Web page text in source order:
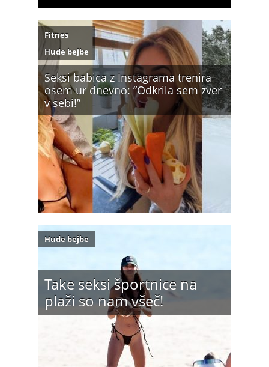
Seksi babica z Instagrama trenira
osem ur dnevno: ”Odkrila sem zver
v sebi!”
Fitnes
Hude bejbe
Take seksi športnice na
plaži so nam všeč!
Hude bejbe